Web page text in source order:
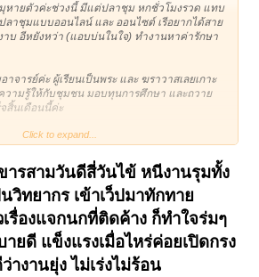
หายตัวค่ะช่วงนี้ มีแต่ปลาชุม หกชั่วโมงรวด แทบ
ลาชุมแบบออนไลน์ และ ออนไซต์ เรีอยากได้สาย
าบ อีหยังหว่า (แอบบ่นในใจ) ทำงานหาค่ารักษา
จารย์ค่ะ ผู้เรียนเป็นพระ และ ฆราวาสเลยเกาะ
วามรู้ให้กับชุมชน มอบทุนการศึกษา และถวาย
สิ้นเดือนนี้ค่ะ
คะ แต่กำลังหานกรุ่นที่ยังไม่มีเพราะคุณพาสได้
Click to expand...
ารสามวันดีสี่วันไข้ หนีงานรุมทั้ง
วิทยากร เข้าเว็ปมาทักทาย
รื่องแจกนกที่ติดค้าง ก็ทำใจร่มๆ
ยดี แข็งแรงเมื่อไหร่ค่อยเปิดกรง
างานยุ่ง ไม่เร่งไม่ร้อน